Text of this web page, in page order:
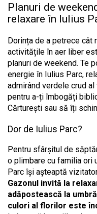
Planuri de
relaxare în Iulius
Dorința de a petrece cât
activitățile în aer liber
planuri de weekend. Te
energie în Iulius Parc,
admirând verdele crud
pentru a-ți îmbogăți
Cărturești sau să îți
Dor de Iulius Parc?
Pentru sfârșitul de
o plimbare cu familia ori
Parc își așteaptă
Gazonul invită la
adăpostească la
culori al florilor este